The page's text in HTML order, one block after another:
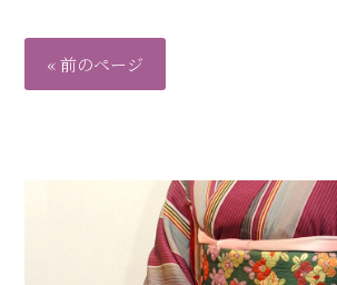
« 前のページ